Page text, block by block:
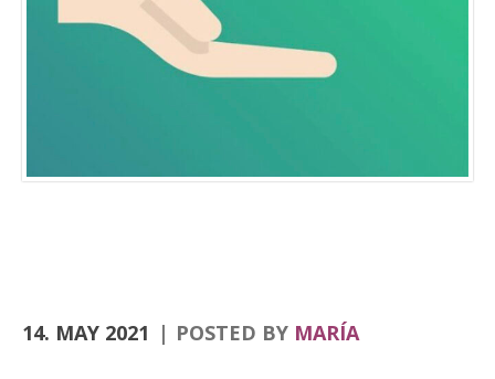
o el yacimiento de Domus Herculana, entre
otros. Incorpora la visita y entrada a la
Fortaleza de la Mota, con su Iglesia Abacial,
el apartado de senderismo, están previstas
14. MAY 2021 POSTED BY MARÍA